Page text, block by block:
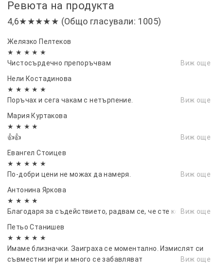
приятел.
Вместимост на манерката: 236 мл.
Размери на кутията 23 х 17 х 4 см
Ревюта на продукта
4,6★★★★★ (Общо гласували: 1005)
Желязко Пелтеков
★ ★ ★ ★ ★
Чистосърдечно препоръчвам
Виж още
Нели Костадинова
★ ★ ★ ★ ★
Поръчах и сега чакам с нетърпение.
Виж още
Мария Куртакова
★ ★ ★ ★
👍👍
Виж още
Евангел Стоицев
★ ★ ★ ★ ★
По-добри цени не можах да намеря.
Виж още
Антонина Яркова
★ ★ ★ ★
Благодаря за съдействието, радвам се, че сте коректни
Виж още
Петьо Станишев
★ ★ ★ ★ ★
Имаме близначки. Заиграха се моментално. Измислят си
съвместни игри и много се забавляват
Виж още